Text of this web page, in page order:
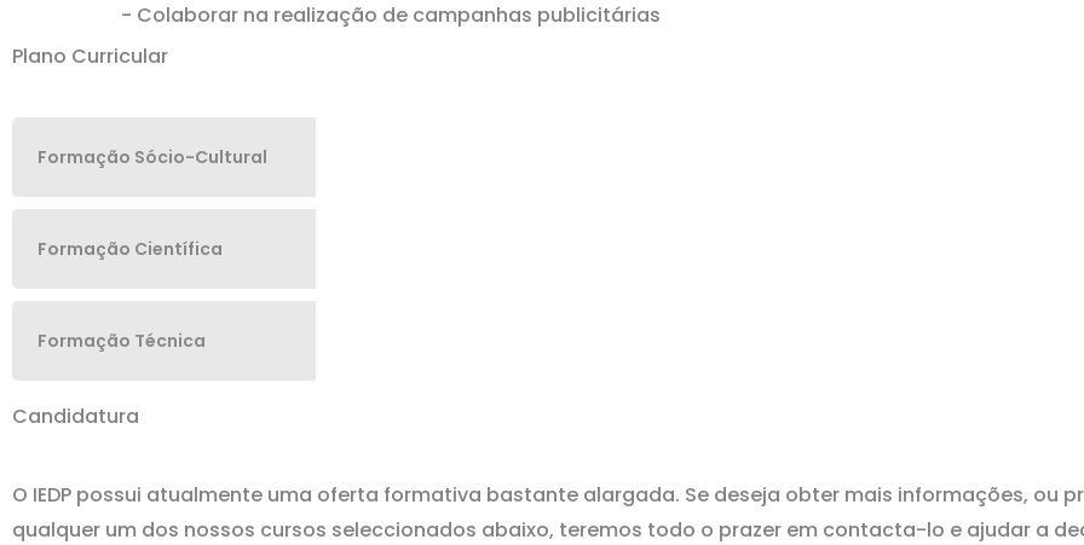
- Colaborar na realização de campanhas publicitárias
Plano Curricular
Formação Sócio-Cultural
Formação Científica
Formação Técnica
Candidatura
O IEDP possui atualmente uma oferta formativa bastante alargada. Se deseja obter mais informações, ou
qualquer um dos nossos cursos seleccionados abaixo, teremos todo o prazer em contacta-lo e ajudar a